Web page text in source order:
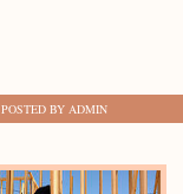
POSTED BY ADMIN